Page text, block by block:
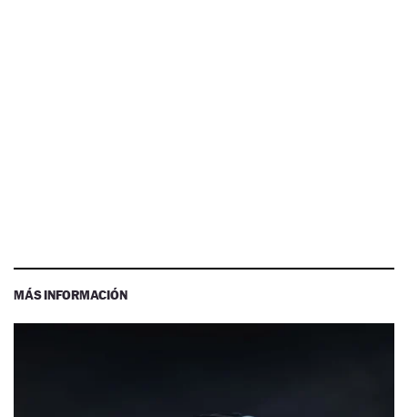
MÁS INFORMACIÓN